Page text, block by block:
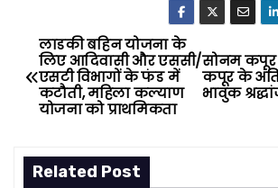
P
o
t
सोनम कपूर
कपूर के
भावुक
लाडकी बहिन योजना के
लिए आदिवासी और एससी/
एसटी विभागों के फंड में
कटौती, महिला कल्याण
योजना को प्राथमिकता
Related Post